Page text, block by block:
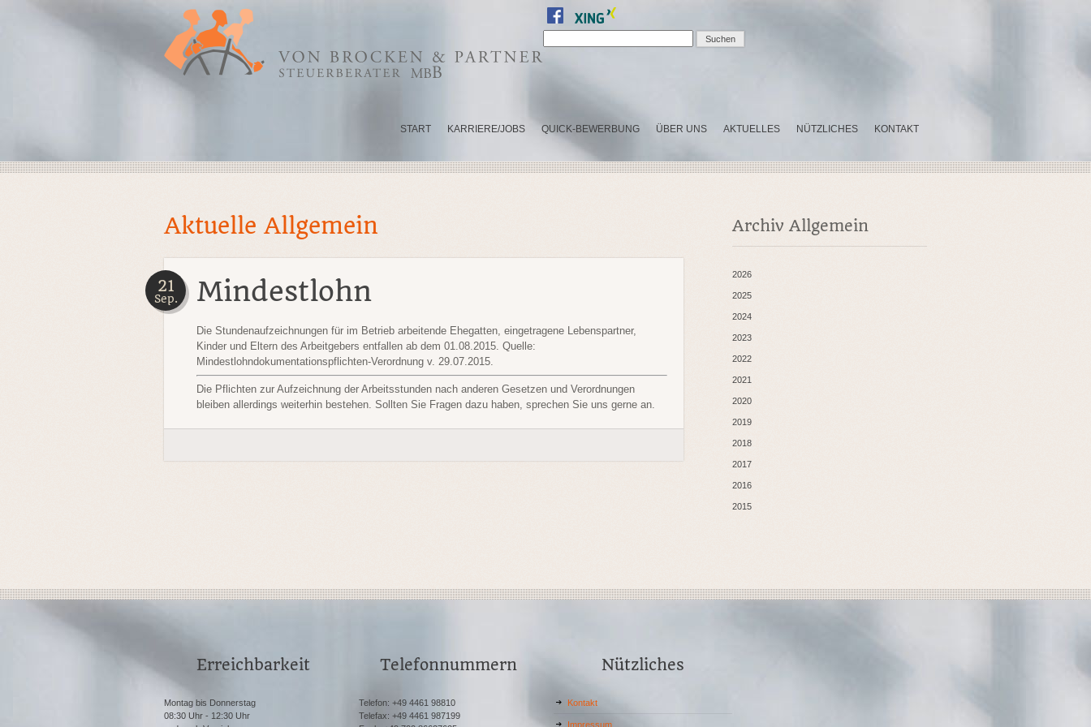
START KARRIERE/JOBS QUICK-BEWERBUNG ÜBER UNS AKTUELLES NÜTZLICHES KONTAKT
Aktuelle Allgemein
21
Sep. Mindestlohn
Die Stundenaufzeichnungen für im Betrieb arbeitende Ehegatten, eingetragene Lebenspartner,
Kinder und Eltern des Arbeitgebers entfallen ab dem 01.08.2015. Quelle:
Mindestlohndokumentationspflichten-Verordnung v. 29.07.2015.
Die Pflichten zur Aufzeichnung der Arbeitsstunden nach anderen Gesetzen und Verordnungen
bleiben allerdings weiterhin bestehen. Sollten Sie Fragen dazu haben, sprechen Sie uns gerne an.
Archiv Allgemein
2026
2025
2024
2023
2022
2021
2020
2019
2018
2017
2016
2015
Erreichbarkeit
Montag bis Donnerstag
08:30 Uhr - 12:30 Uhr
Telefonnummern
Telefon: +49 4461 98810
Telefax: +49 4461 987199
Nützliches
Kontakt
Impressum